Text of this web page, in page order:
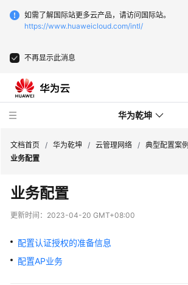
如需了解国际站更多云产品，请访问国际站。
https://www.huaweicloud.com/intl/
不再显示此消息
华为乾坤
安
全
云
务
云
文档首页 / 华为乾坤 / 云管理网络 / 典型配置案例
业务配置
业务配置
更新时间： 2023-04-20 GMT+08:00
配置认证授权的准备信息
配置AP业务